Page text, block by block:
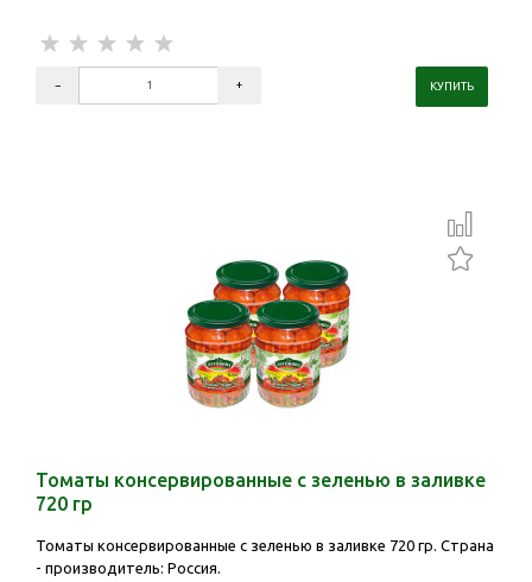
Томаты консервированные с зеленью в заливке
720 гр
Томаты консервированные с зеленью в заливке 720 гр. Страна
- производитель: Россия.